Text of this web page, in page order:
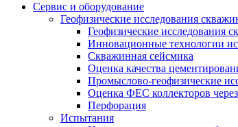
Сервис и оборудование
Геофизические исследования
Геофизические исследования
Инновационные технологии
Скважинная сейсмика
Оценка качества
Промыслово-геофизические
Оценка ФЕС коллекторов
Перфорация
Испытания